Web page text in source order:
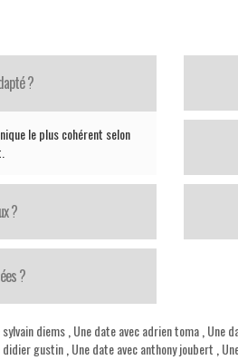
?
le plus cohérent selon
?
?
diems Une date avec adrien toma Une
didier gustin, Une date avec anthony joubert